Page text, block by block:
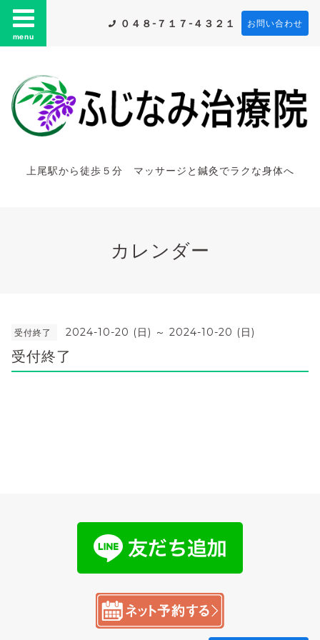
menu
０４８-７１７-４３２１ お問い合わせ
上尾駅から徒歩５分 マッサージと鍼灸でラクな身体へ
カレンダー
受付終了 2024-10-20 (日) ～ 2024-10-20 (日)
受付終了